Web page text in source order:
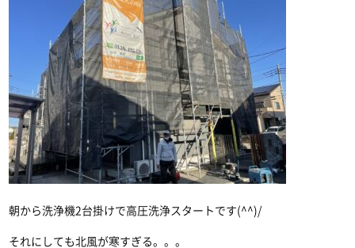
朝から洗浄機2台掛けで高圧洗浄スタートです(^^)/
それにしても北風が寒すぎる。。。